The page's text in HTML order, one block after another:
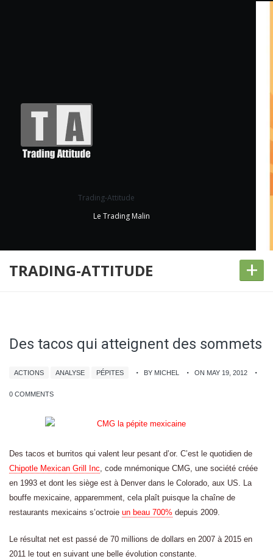
Trading-Attitude
Le Trading Malin
TRADING-ATTITUDE +
Des tacos qui atteignent des sommets
ACTIONS ANALYSE PÉPITES BY MICHEL ON MAY 19, 2012
0 COMMENTS
Des tacos et burritos qui valent leur pesant d’or. C’est le quotidien de
Chipotle Mexican Grill Inc, code mnémonique CMG, une société créée
en 1993 et dont les siège est à Denver dans le Colorado, aux US. La
bouffe mexicaine, apparemment, cela plaît puisque la chaîne de
restaurants mexicains s’octroie un beau 700% depuis 2009.
Le résultat net est passé de 70 millions de dollars en 2007 à 2015 en
2011 le tout en suivant une belle évolution constante.